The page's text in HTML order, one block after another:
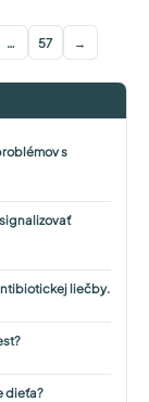
… 57 →
s
liečby.
dieťa?